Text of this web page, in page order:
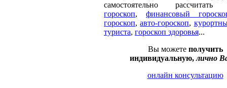
самостоятельно
гороскоп, финансовый
гороскоп,авто-гороскоп,
туриста, гороскоп здоровья...
Вы можете получить
индивидуальную,лично
онлайн консультацию